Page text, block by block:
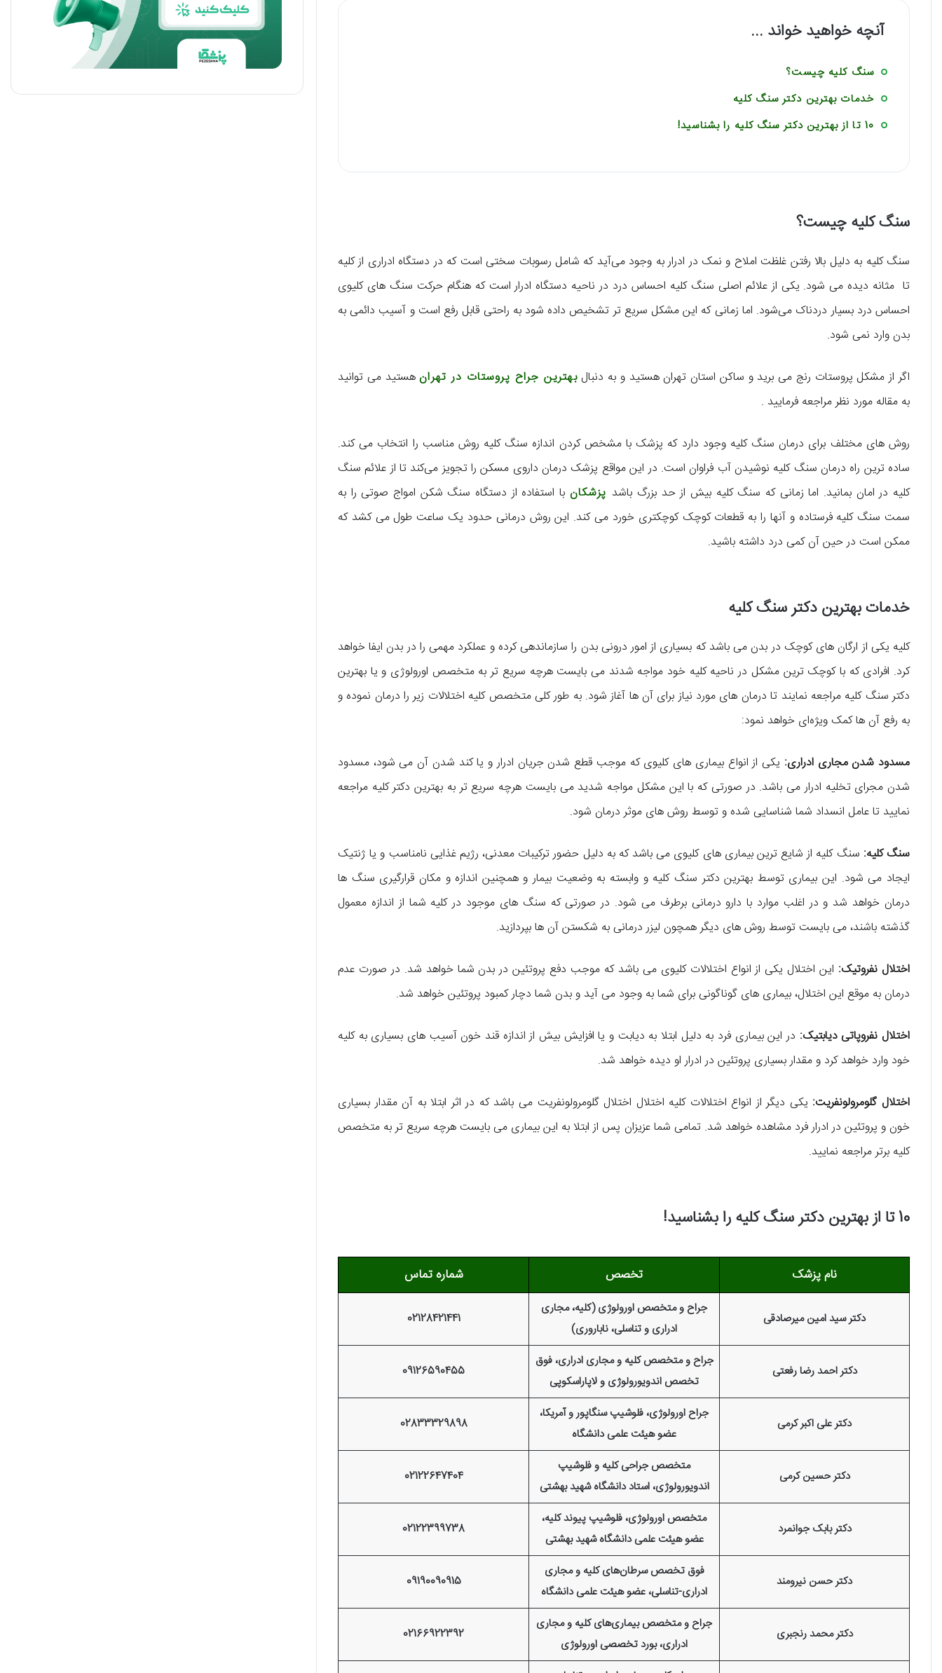
آنچه خواهید خواند ...
سنگ کلیه چیست؟
خدمات بهترین دکتر سنگ کلیه
10 تا از بهترین دکتر سنگ کلیه را بشناسيد!
سنگ کلیه چیست؟
سنگ کلیه به دلیل بالا رفتن غلظت املاح و نمک در ادرار به وجود می‌آید که شامل رسوبات سختی است که در دستگاه ادراری از کلیه
تا مثانه دیده می شود. یکی از علائم اصلی سنگ کلیه احساس درد در ناحیه دستگاه ادرار است که هنگام حرکت سنگ های کلیوی
احساس درد بسیار دردناک می‌شود. اما زمانی که این مشکل سریع تر تشخیص داده شود به راحتی قابل رفع است و آسیب دائمی به
بدن وارد نمی شود.
اگر از مشکل پروستات رنج می برید و ساکن استان تهران هستید و به دنبالبهترین جراح پروستات در تهرانهستید می توانید
به مقاله مورد نظر مراجعه فرمایید .
روش های مختلف برای درمان سنگ کلیه وجود دارد که پزشک با مشخص کردن اندازه سنگ کلیه روش مناسب را انتخاب می کند.
ساده ترین راه درمان سنگ کلیه نوشیدن آب فراوان است. در این مواقع پزشک درمان داروی مسکن را تجویز می‌کند تا از علائم سنگ
کلیه در امان بمانید. اما زمانی که سنگ کلیه بیش از حد بزرگ باشدپزشکان با استفاده از دستگاه سنگ شکن امواج صوتی را به
سمت سنگ کلیه فرستاده و آنها را به قطعات کوچک کوچکتری خورد می کند. این روش درمانی حدود یک ساعت طول می کشد که
ممکن است در حین آن کمی درد داشته باشید.
خدمات بهترین دکتر سنگ کلیه
کلیه یکی از ارگان‌ های کوچک در بدن می‌ باشد که بسیاری از امور درونی بدن را سازماندهی کرده و عملکرد مهمی را در بدن ایفا خواهد
کرد. افرادی که با کوچک‌ ترین مشکل در ناحیه کلیه خود مواجه شدند می‌ بایست هرچه سریع‌ تر به متخصص اورولوژی و یا بهترین
دکتر سنگ کلیه مراجعه نمایند تا درمان‌ های مورد نیاز برای آن ها آغاز شود. به طور کلی متخصص کلیه اختلالات زیر را درمان نموده و
به رفع آن ها کمک ویژه‌ای خواهد نمود:
مسدود شدن مجاری ادراری: یکی از انواع بیماری‌ های کلیوی که موجب قطع شدن جریان ادرار و یا کند شدن آن می‌ شود، مسدود
شدن مجرای تخلیه ادرار می‌ باشد. در صورتی که با این مشکل مواجه شدید می‌ بایست هرچه سریع تر به بهترین دکتر کلیه مراجعه
نمایید تا عامل انسداد شما شناسایی شده و توسط روش‌ های موثر درمان شود.
سنگ کلیه: سنگ کلیه از شایع‌ ترین بیماری‌ های کلیوی می‌ باشد که به دلیل حضور ترکیبات معدنی، رژیم غذایی نامناسب و یا ژنتیک
ایجاد می‌ شود. این بیماری توسط بهترین دکتر سنگ کلیه و وابسته به وضعیت بیمار و همچنین اندازه و مکان قرارگیری سنگ‌ ها
درمان خواهد شد و در اغلب موارد با دارو درمانی برطرف می‌ شود. در صورتی که سنگ‌ های موجود در کلیه شما از اندازه معمول
گذشته باشند، می‌ بایست توسط روش‌ های دیگر همچون لیزر درمانی به شکستن آن ها بپردازید.
اختلال نفروتیک: این اختلال یکی از انواع اختلالات کلیوی می‌ باشد که موجب دفع پروتئین در بدن شما خواهد شد. در صورت عدم
درمان به موقع این اختلال، بیماری‌ های گوناگونی برای شما به وجود می‌ آید و بدن شما دچار کمبود پروتئین خواهد شد.
اختلال نفروپاتی دیابتیک: در این بیماری فرد به دلیل ابتلا به دیابت و یا افزایش بیش از اندازه قند خون آسیب‌ های بسیاری به کلیه
خود وارد خواهد کرد و مقدار بسیاری پروتئین در ادرار او دیده خواهد شد.
اختلال گلومرولونفریت: یکی دیگر از انواع اختلالات کلیه اختلال اختلال گلومرولونفریت می‌ باشد که در اثر ابتلا به آن مقدار بسیاری
خون و پروتئین در ادرار فرد مشاهده خواهد شد. تمامی شما عزیزان پس از ابتلا به این بیماری می‌ بایست هرچه سریع تر به متخصص
کلیه برتر مراجعه نمایید.
10 تا از بهترین دکتر سنگ کلیه را بشناسيد!
نام پزشک تخصص شماره تماس
دکتر سید امین میرصادقی
جراح و متخصص اورولوژی (کلیه، مجاری
ادراری و تناسلی، ناباروری)
02128421441
دکتر احمد رضا رفعتی
جراح و متخصص کلیه و مجاری ادراری، فوق
تخصص اندویورولوژی و لاپاراسکوپی
09126590455
دکتر علی اکبر کرمی
جراح اورولوژی، فلوشیپ سنگاپور و آمریکا،
عضو هیئت علمی دانشگاه
02833329898
دکتر حسین کرمی
متخصص جراحی کلیه و فلوشیپ
اندویورولوژی، استاد دانشگاه شهید بهشتی
02122647404
دکتر بابک جوانمرد
متخصص اورولوژی، فلوشیپ پیوند کلیه،
عضو هیئت علمی دانشگاه شهید بهشتی
02122399738
دکتر حسن نیرومند
فوق تخصص سرطان‌های کلیه و مجاری
ادراری-تناسلی، عضو هیئت علمی دانشگاه
09190090915
دکتر محمد رنجبری
جراح و متخصص بیماری‌های کلیه و مجاری
ادراری، بورد تخصصی اورولوژی
02166922392